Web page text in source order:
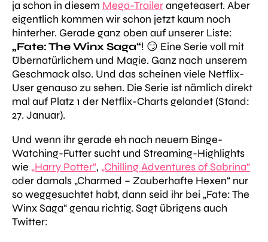
ja schon in diesem Mega-Trailerangeteasert. Aber
eigentlich kommen wir schon jetzt kaum noch
hinterher. Gerade ganz oben auf unserer Liste:
„Fate: The Winx Saga“! 😏 Eine Serie voll mit
Übernatürlichem und Magie. Ganz nach unserem
Geschmack also. Und das scheinen viele Netflix-
User genauso zu sehen. Die Serie ist nämlich direkt
mal auf Platz 1 der Netflix-Charts gelandet (Stand:
27. Januar).
Und wenn ihr gerade eh nach neuem Binge-
Watching-Futter sucht und Streaming-Highlights
wie „Harry Potter“, „Chilling Adventures of Sabrina“
oder damals „Charmed – Zauberhafte Hexen“ nur
so weggesuchtet habt, dann seid ihr bei „Fate: The
Winx Saga“ genau richtig. Sagt übrigens auch
Twitter: